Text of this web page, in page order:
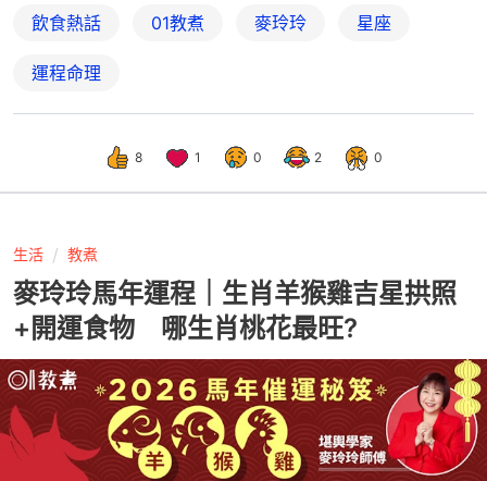
飲食熱話 01教煮 麥玲玲 星座
運程命理
8 1 0 2 0
生活 教煮
麥玲玲馬年運程｜生肖羊猴雞吉星拱照
+開運食物 哪生肖桃花最旺?